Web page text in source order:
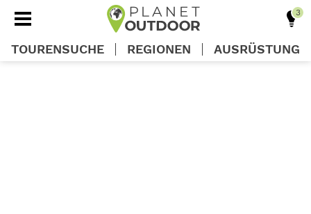
TOURENSUCHE REGIONEN AUSRÜSTUNG